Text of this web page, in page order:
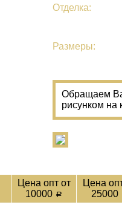
Отделка:
Размеры:
Обращаем
рисунком на
Цена опт от
10000 a
Цена
25000